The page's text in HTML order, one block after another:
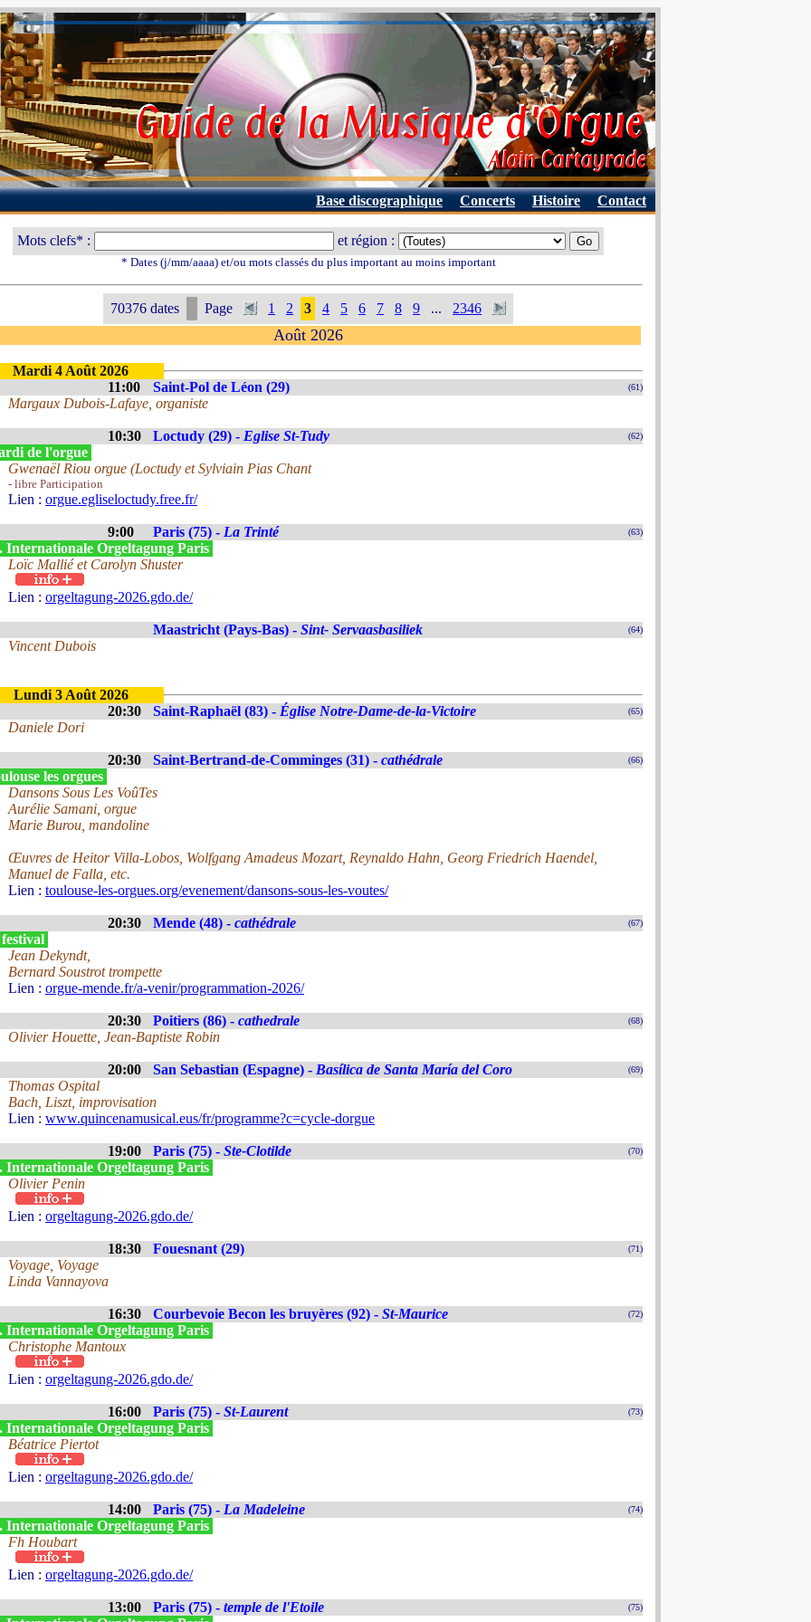
Base discographique Concerts Histoire Contact
Mots clefs* : et région :
* Dates (j/mm/aaaa) et/ou mots classés du plus important au moins important
70376 dates Page 1 2 3 4 5 6 7 8 9 ... 2346
Août 2026
Mardi 4 Août 2026
11:00
Saint-Pol de Léon (29) (61)
Margaux Dubois-Lafaye, organiste
10:30 Loctudy (29) - Eglise St-Tudy (62)
de l'orgue
Gwenaël Riou orgue (Loctudy et Sylviain Pias Chant
- libre Participation
Lien : orgue.egliseloctudy.free.fr/
9:00 Paris (75) - La Trinté (63)
Internationale Orgeltagung Paris
Loïc Mallié et Carolyn Shuster
Lien : orgeltagung-2026.gdo.de/
Maastricht (Pays-Bas) - Sint- Servaasbasiliek (64)
Vincent Dubois
Lundi 3 Août 2026
20:30
Saint-Raphaël (83) - Église Notre-Dame-de-la-Victoire (65)
Daniele Dori
20:30 Saint-Bertrand-de-Comminges (31) - cathédrale (66)
les orgues
Dansons Sous Les VoûTes
Aurélie Samani, orgue
Marie Burou, mandoline
Œuvres de Heitor Villa-Lobos, Wolfgang Amadeus Mozart, Reynaldo Hahn, Georg Friedrich Haendel,
Manuel de Falla, etc.
Lien : toulouse-les-orgues.org/evenement/dansons-sous-les-voutes/
20:30 Mende (48) - cathédrale (67)
Jean Dekyndt,
Bernard Soustrot trompette
Lien : orgue-mende.fr/a-venir/programmation-2026/
20:30 Poitiers (86) - cathedrale (68)
Olivier Houette, Jean-Baptiste Robin
20:00 San Sebastian (Espagne) - Basílica de Santa María del Coro (69)
Thomas Ospital
Bach, Liszt, improvisation
Lien : www.quincenamusical.eus/fr/programme?c=cycle-dorgue
19:00 Paris (75) - Ste-Clotilde (70)
Internationale Orgeltagung Paris
Olivier Penin
Lien : orgeltagung-2026.gdo.de/
18:30 Fouesnant (29) (71)
Voyage, Voyage
Linda Vannayova
16:30 Courbevoie Becon les bruyères (92) - St-Maurice (72)
Internationale Orgeltagung Paris
Christophe Mantoux
Lien : orgeltagung-2026.gdo.de/
16:00 Paris (75) - St-Laurent (73)
Internationale Orgeltagung Paris
Béatrice Piertot
Lien : orgeltagung-2026.gdo.de/
14:00 Paris (75) - La Madeleine (74)
Internationale Orgeltagung Paris
Fh Houbart
Lien : orgeltagung-2026.gdo.de/
13:00 Paris (75) - temple de l'Etoile (75)